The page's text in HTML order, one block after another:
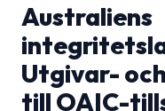
Australiens
Utgivar-
till OAIC-